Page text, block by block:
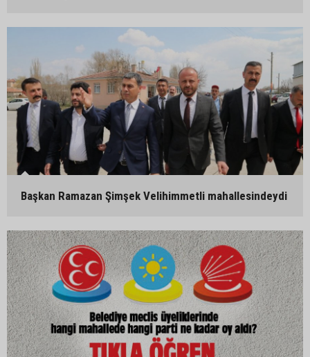
Başkan Ramazan Şimşek Velihimmetli mahallesindeydi